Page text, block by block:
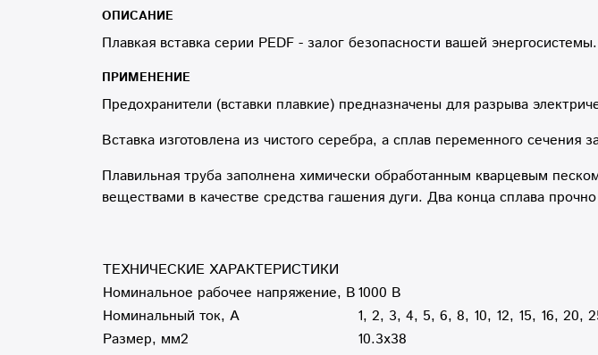
ОПИСАНИЕ
Плавкая вставка серии PEDF - залог безопасности вашей энергосистемы.
ПРИМЕНЕНИЕ
Предохранители (вставки плавкие) предназначены для разрыва
Вставка изготовлена из чистого серебра, а сплав переменного
Плавильная труба заполнена химически обработанным кварцевым
веществами в качестве средства гашения дуги. Два конца сплава
ТЕХНИЧЕСКИЕ ХАРАКТЕРИСТИКИ
Номинальное рабочее напряжение, В1000 В
Номинальный ток, А
1, 2, 3, 4, 5, 6, 8, 10, 12, 15, 16, 20,
Размер, мм2 10.3х38